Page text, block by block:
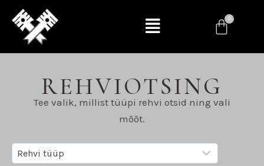
REHVIOTSING
Tee valik, millist tüüpi rehvi otsid ning vali
mõõt.